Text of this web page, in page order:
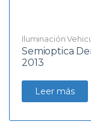
Iluminación
Semioptica
2013
Leer más